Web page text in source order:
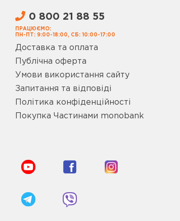
0 800 21 88 55
ПРАЦЮЄМО:
ПН-ПТ: 9:00-18:00, СБ: 10:00-17:00
Доставка та оплата
Публічна оферта
Умови використання сайту
Запитання та відповіді
Політика конфіденційності
Покупка Частинами monobank